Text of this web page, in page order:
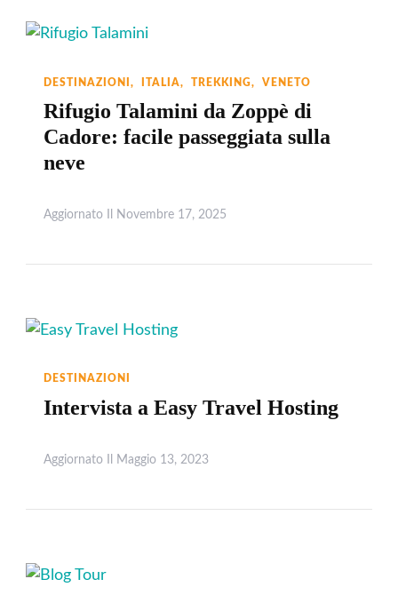
DESTINAZIONI ITALIA TREKKING VENETO
Rifugio Talamini da Zoppè di
Cadore: facile passeggiata sulla
neve
Aggiornato Il Novembre 17, 2025
DESTINAZIONI
Intervista a Easy Travel Hosting
Aggiornato Il Maggio 13, 2023